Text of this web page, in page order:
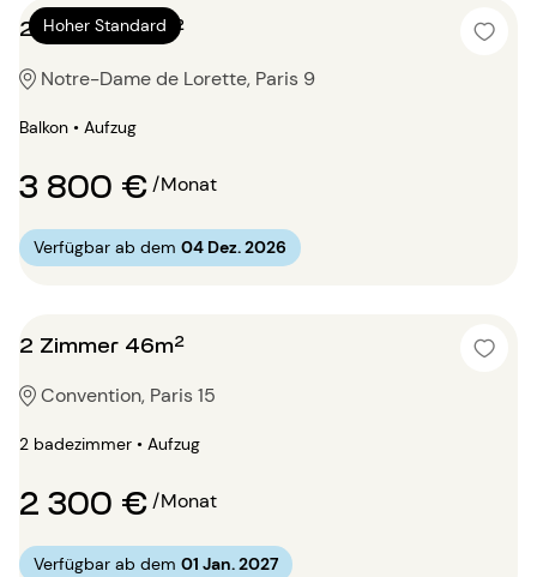
Hoher Standard
2 Zimmer 84m²
Notre-Dame de Lorette, Paris 9
Balkon • Aufzug
3 800 €/Monat
Verfügbar ab dem 04 Dez. 2026
2 Zimmer 46m²
Convention, Paris 15
2 badezimmer • Aufzug
2 300 €/Monat
Verfügbar ab dem 01 Jan. 2027